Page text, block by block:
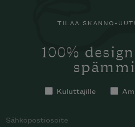
TILAA SKANNO-
100%
Kuluttajille